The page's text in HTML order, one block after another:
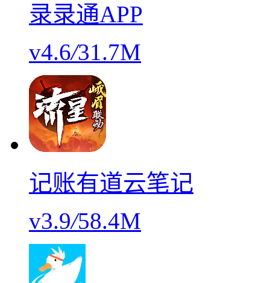
录录通APP
v4.6/31.7M
记账有道云笔记
v3.9/58.4M